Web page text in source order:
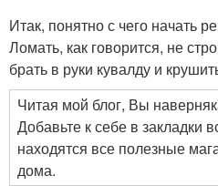
Итак, понятно с чего начать
Ломать, как говорится, не
брать в руки кувалду и
Читая мой блог, Вы
Добавьте к себе в закладки
находятся все полезные
дома.